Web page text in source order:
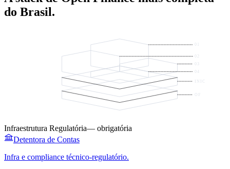
do Brasil.
INIC
Infraestrutura Regulatória— obrigatória
Detentora de Contas
Infra e compliance técnico-regulatório.